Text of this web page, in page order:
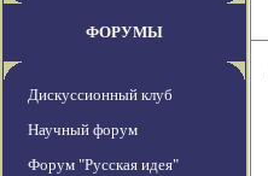
ФОРУМЫ
Дискуссионный клуб
Научный форум
Форум "Русская идея"